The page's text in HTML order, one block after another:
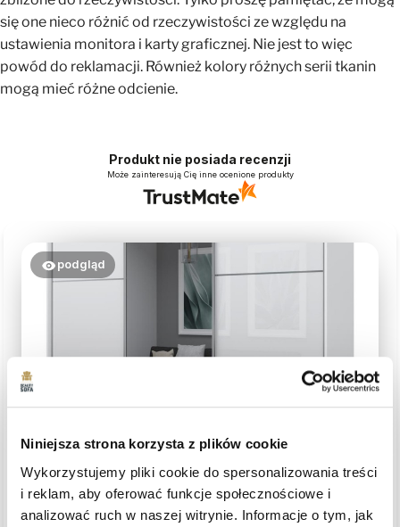
Niniejsza strona korzysta z plików cookie
Wykorzystujemy pliki cookie do spersonalizowania treści
i reklam, aby oferować funkcje społecznościowe i
analizować ruch w naszej witrynie. Informacje o tym, jak
się one nieco różnić od rzeczywistości ze względu na
ustawienia monitora i karty graficznej. Nie jest to więc
powód do reklamacji. Również kolory różnych serii tkanin
mogą mieć różne odcienie.
Produkt nie posiada recenzji
Może zainteresują Cię inne ocenione produkty
podgląd
Krzysztof
5
Szafa jeszcze nie złożona, ale zapakowana super i
dostawa szybka.